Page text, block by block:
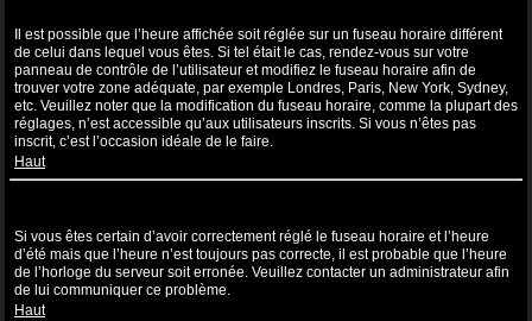
Il est possible que l’heure affichée soit réglée sur un fuseau horaire différent
de celui dans lequel vous êtes. Si tel était le cas, rendez-vous sur votre
panneau de contrôle de l’utilisateur et modifiez le fuseau horaire afin de
trouver votre zone adéquate, par exemple Londres, Paris, New York, Sydney,
etc. Veuillez noter que la modification du fuseau horaire, comme la plupart des
réglages, n’est accessible qu’aux utilisateurs inscrits. Si vous n’êtes pas
inscrit, c’est l’occasion idéale de le faire.
Haut
Si vous êtes certain d’avoir correctement réglé le fuseau horaire et l’heure
d’été mais que l’heure n’est toujours pas correcte, il est probable que l’heure
de l’horloge du serveur soit erronée. Veuillez contacter un administrateur afin
de lui communiquer ce problème.
Haut